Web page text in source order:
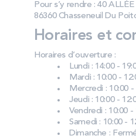
Pour s’y rendre : 40
86360 Chasseneuil Du
Horaires et
Horaires d’ouverture :
Lundi : 14:00 -
Mardi : 10:00 -
Mercredi : 10:00 -
Jeudi : 10:00 -
Vendredi : 10:00 -
Samedi : 10:00 -
Dimanche :